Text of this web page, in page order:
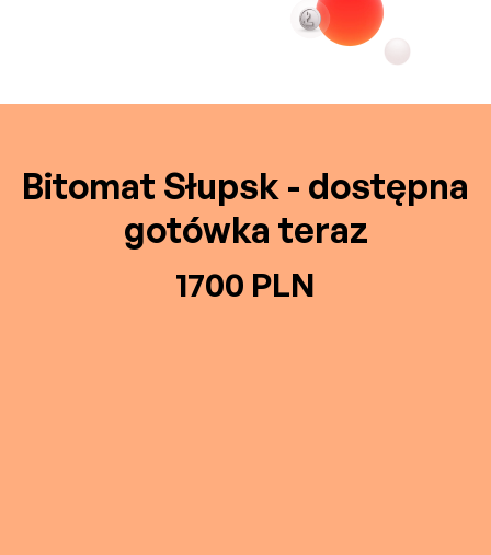
Bitomat Słupsk - dostępna
gotówka teraz
1700 PLN